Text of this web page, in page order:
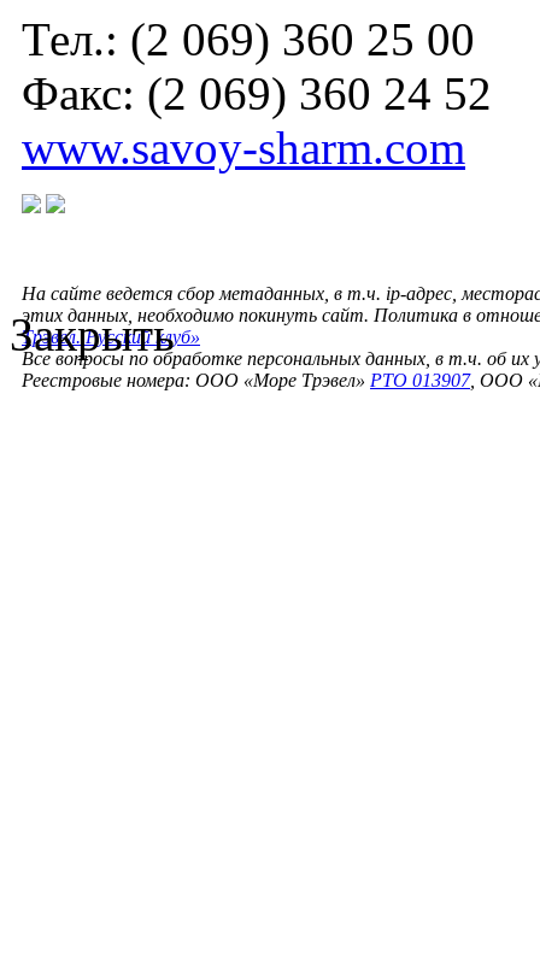
Тел.: (2 069) 360 25 00
Факс: (2 069) 360 24 52
www.savoy-sharm.com
На сайте ведется сбор метаданных, в т.ч. ip-адрес,
этих данных, необходимо покинуть сайт. Политика в
Трэвел. Русский клуб»
Все вопросы по обработке персональных данных, в т.ч. об их
Реестровые номера: ООО «Море Трэвел» РТО 013907, ООО
Закрыть